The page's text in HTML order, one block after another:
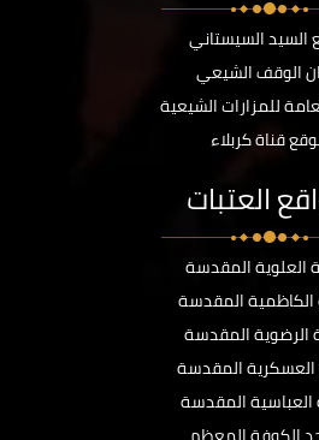
السيد السيستاني
الوقف الشيعي
للمزارات الشيعية
قناة كربلاء
العتبات
العلوية المقدسة
الكاظمية المقدسة
الرضوية المقدسة
العسكرية المقدسة
العباسية المقدسة